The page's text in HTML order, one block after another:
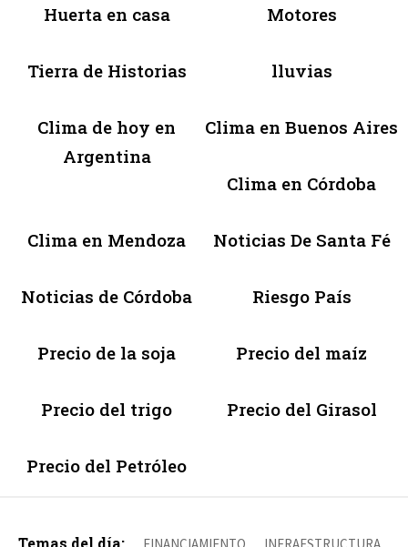
Huerta en casa Motores
Tierra de Historias lluvias
Clima de hoy en
Argentina
Clima en Buenos Aires
Clima en Córdoba
Clima en Mendoza Noticias De Santa Fé
Noticias de Córdoba Riesgo País
Precio de la soja Precio del maíz
Precio del trigo Precio del Girasol
Precio del Petróleo
Temas del día: